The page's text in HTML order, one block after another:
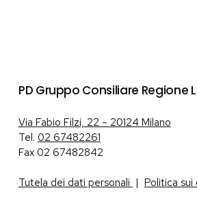
PD Gruppo Consiliare Regione
Via Fabio Filzi, 22 – 20124 Milano
Tel. 02 67482261
Fax 02 67482842
Tutela dei dati personali | Politica sui